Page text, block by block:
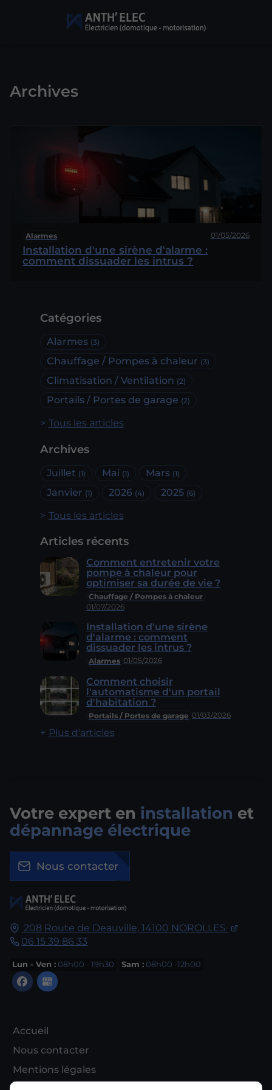
Catégories
Alarmes (3)
Chauffage / Pompes à chaleur (3)
Climatisation / Ventilation (2)
Portails / Portes de garage (2)
Tous les articles
Archives
Juillet (1) Mai (1) Mars (1)
Janvier (1) 2026 (4) 2025 (6)
Tous les articles
Articles récents
Chauffage / Pompes à chaleur
01/07/2026
Comment entretenir votre
pompe à chaleur pour
optimiser sa durée de vie ?
Alarmes 01/05/2026
Installation d'une sirène
d'alarme : comment
dissuader les intrus ?
Portails / Portes de garage 01/03/2026
Comment choisir
l'automatisme d'un portail
d'habitation ?
Plus d'articles
Archives
Alarmes 01/05/2026
Installation d'une sirène d'alarme :
comment dissuader les intrus ?
208 Route de Deauville, 14100 NOROLLES
06 15 39 86 33
Lun - Ven :08h00 - 19h30 Sam :08h00 -12h00
Accueil
Nous contacter
Mentions légales
Votre expert en installation et
dépannage électrique
Nous contacter